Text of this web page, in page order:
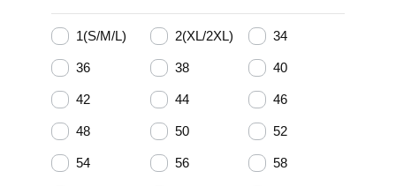
1(S/M/L) 2(XL/2XL) 34
36 38 40
42 44 46
48 50 52
54 56 58